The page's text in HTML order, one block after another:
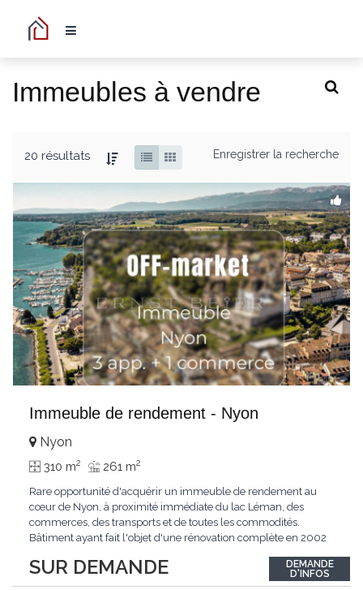
Immeubles à vendre
20 résultats Enregistrer la recherche
Immeuble de rendement - Nyon
SUR DEMANDE
Nyon
310 m2 261 m2
Rare opportunité d'acquérir un immeuble de rendement au
cœur de Nyon, à proximité immédiate du lac Léman, des
commerces, des transports et de toutes les commodités.
Bâtiment ayant fait l'objet d'une rénovation complète en 2002
chauffage, électricité, aménagements intérieurs), avec des
travaux de renforcement structurel réalisés...
DEMANDE
D'INFOS